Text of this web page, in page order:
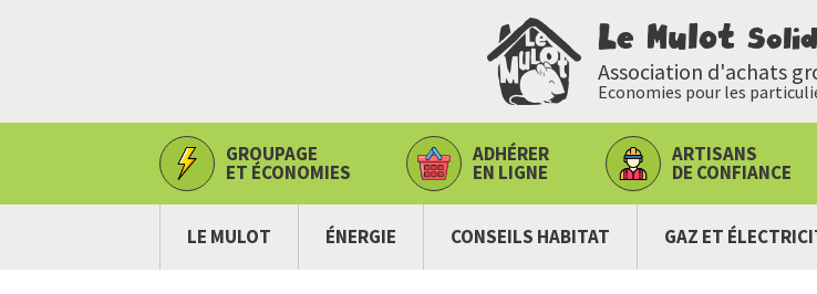
Le Mulot
Association d'achats
Economies pour les
GROUPAGE
ET ÉCONOMIES
ADHÉRER
EN LIGNE
ARTISANS
DE CONFIANCE
LE MULOT ÉNERGIE CONSEILS HABITAT GAZ ET